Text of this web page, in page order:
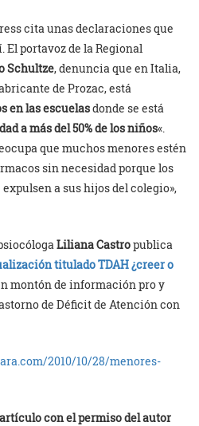
cita unas declaraciones que
El portavoz de la Regional
Schultze, denuncia que en Italia,
de Prozac, está
en las escuelasdonde se está
a más del 50% de los niños«.
que muchos menores estén
sin necesidad porque los
a sus hijos del colegio»,
Liliana Castropublica
titulado TDAH ¿creer o
montón de información pro y
de Déficit de Atención con
2010/10/28/menores-
con el permiso del autor